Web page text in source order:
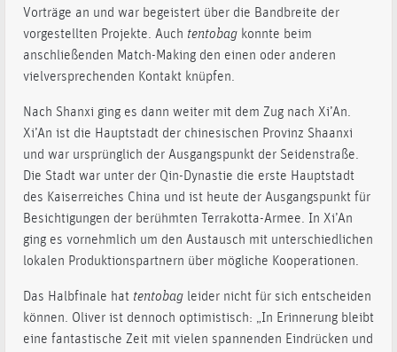
Vorträge an und war begeistert über die Bandbreite der
vorgestellten Projekte. Auch tentobag konnte beim
anschließenden Match-Making den einen oder anderen
vielversprechenden Kontakt knüpfen.
Nach Shanxi ging es dann weiter mit dem Zug nach Xi’An.
Xi’An ist die Hauptstadt der chinesischen Provinz Shaanxi
und war ursprünglich der Ausgangspunkt der Seidenstraße.
Die Stadt war unter der Qin-Dynastie die erste Hauptstadt
des Kaiserreiches China und ist heute der Ausgangspunkt für
Besichtigungen der berühmten Terrakotta-Armee. In Xi’An
ging es vornehmlich um den Austausch mit unterschiedlichen
lokalen Produktionspartnern über mögliche Kooperationen.
Das Halbfinale hat tentobag leider nicht für sich entscheiden
können. Oliver ist dennoch optimistisch: „In Erinnerung bleibt
eine fantastische Zeit mit vielen spannenden Eindrücken und